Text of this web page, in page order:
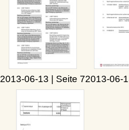
2013-06-13 | Seite 72013-06-